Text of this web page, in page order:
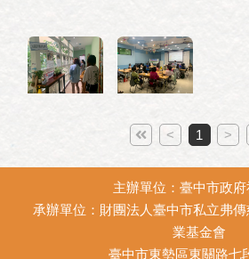
< 1 >
主辦單位：臺中市政府
承辦單位：財團法人臺中市私立弗
業基金會
臺中市東勢區東關路七